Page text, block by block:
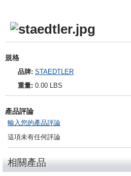
規格
品牌: STAEDTLER
重量: 0.00 LBS
產品評論
輸入您的產品評論
這項未有任何評論
相關產品